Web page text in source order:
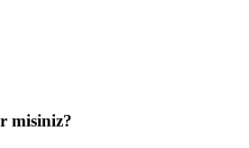
misiniz?